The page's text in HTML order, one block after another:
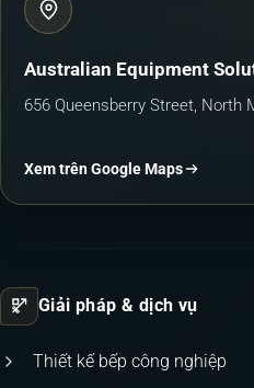
Australian Equipment
656 Queensberry Street, North
Xem trên Google Maps
Giải pháp & dịch vụ
Thiết kế bếp công nghiệp